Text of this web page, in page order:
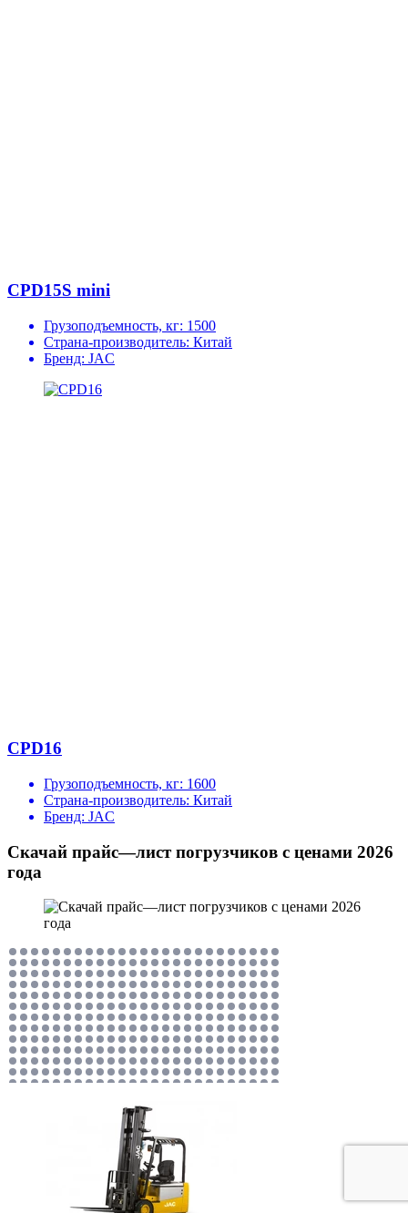
CPD15S mini
Грузоподъемность, кг: 1500
Страна-производитель: Китай
Бренд: JAC
CPD16
Грузоподъемность, кг: 1600
Страна-производитель: Китай
Бренд: JAC
Скачай прайс—лист погрузчиков с ценами 2026
года